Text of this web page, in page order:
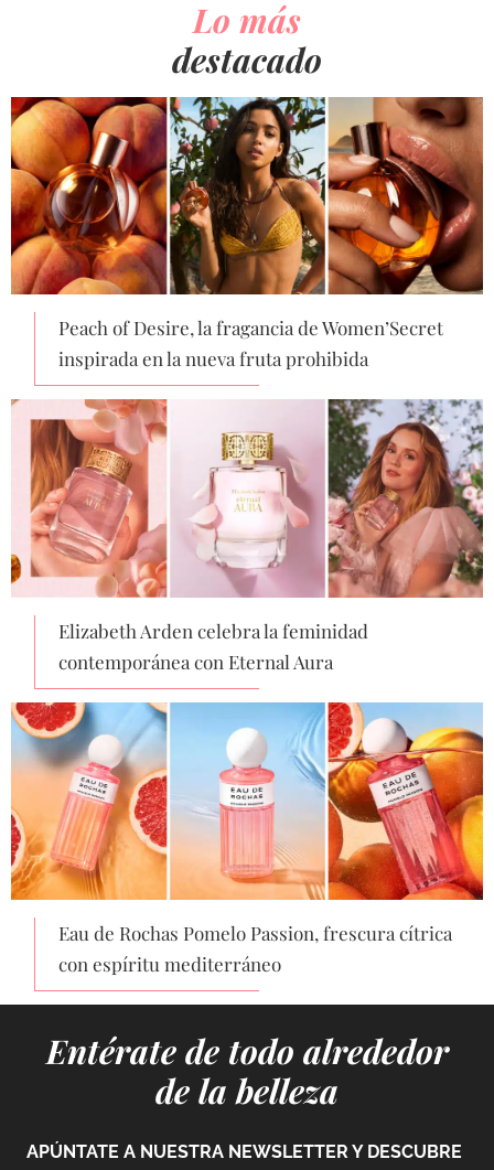
Lo más
destacado
Peach of Desire, la fragancia de Women’Secret
inspirada en la nueva fruta prohibida
Elizabeth Arden celebra la feminidad
contemporánea con Eternal Aura
Eau de Rochas Pomelo Passion, frescura cítrica
con espíritu mediterráneo
Entérate de todo alrededor
de la belleza
APÚNTATE A NUESTRA NEWSLETTER Y DESCUBRE